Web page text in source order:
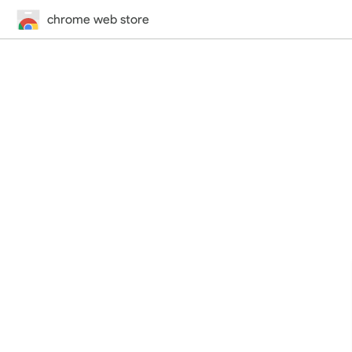
chrome web store